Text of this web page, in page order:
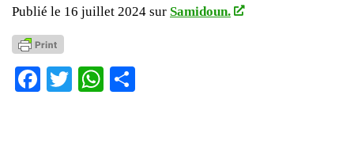
Publié le 16 juillet 2024 sur Samidoun.
Facebook
TwitterWhatsApp